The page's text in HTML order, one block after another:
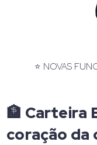
⭐ NOVAS
🏦 Carteira
coração da